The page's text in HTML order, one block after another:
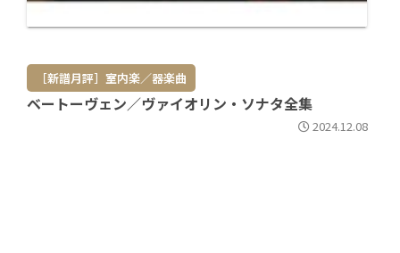
［新譜月評］室内楽／器楽曲
ベートーヴェン／ヴァイオリン・ソナタ全集
2024.12.08